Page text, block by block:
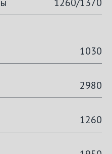
1260/1370
1030
2980
1260